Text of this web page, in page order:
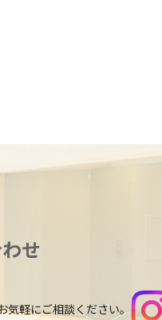
せ
気軽にご相談ください。